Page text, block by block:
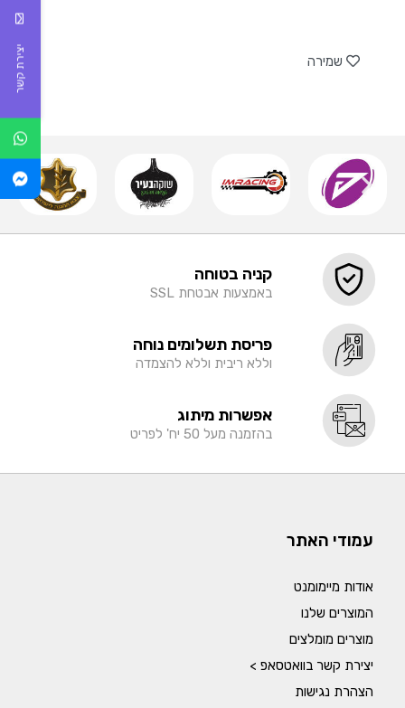
שמירה
קניה בטוחה
באמצעות אבטחת SSL
פריסת תשלומים נוחה
וללא ריבית וללא להצמדה
אפשרות מיתוג
בהזמנה מעל 50 יח' לפריט
עמודי האתר
אודות מיימומנט
המוצרים שלנו
מוצרים מומלצים
יצירת קשר בוואטסאפ >
הצהרת נגישות
יצירת קשר